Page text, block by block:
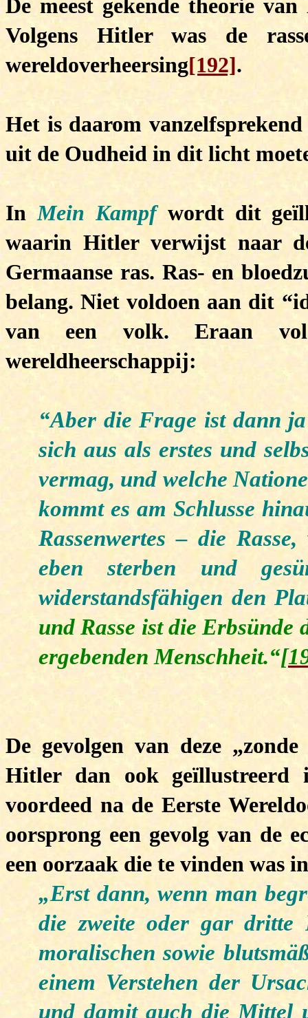
De meest gekende theorie
Volgens Hitler was de
wereldoverheersing[192].
Het is daarom
uit de Oudheid in dit licht
In Mein Kampfwordt dit
waarin Hitler verwijst naar
Germaanse ras. Ras- en
belang. Niet voldoen aan dit
van een volk.Eraan
wereldheerschappij:
“Aber die Frage ist dann
sich aus als erstes und
vermag, und welche
kommt es am Schlusse
Rassenwertes – die
eben sterben und
widerstandsfähigen den
und Rasse ist die Erbsünde
ergebenden Menschheit.“
De gevolgen van deze
Hitler dan ook
voordeed na de Eerste
oorsprong een gevolg van de
een oorzaak die te vinden was
„Erst dann, wenn man
die zweite oder gar dritte
moralischen sowie
einem Verstehen der
und damit auch die Mittel